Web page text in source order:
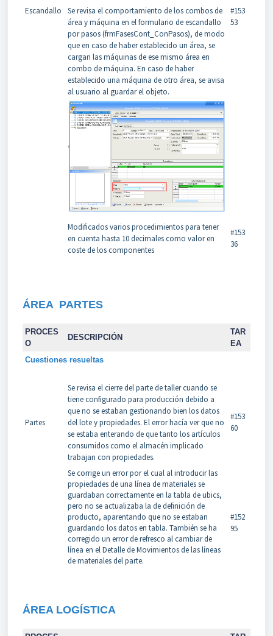
Escandallo
Se revisa el comportamiento de los combos de
área y máquina en el formulario de escandallo
por pasos (frmFasesCont_ConPasos), de modo
que en caso de haber establecido un área, se
cargan las máquinas de ese mismo área en
combo de máquina. En caso de haber
establecido una máquina de otro área, se avisa
al usuario al guardar el objeto.
#153
53
Modificados varios procedimientos para tener
en cuenta hasta 10 decimales como valor en
coste de los componentes
#153
36
ÁREA PARTES
PROCES
O
DESCRIPCIÓN
TAR
EA
Cuestiones resueltas
Partes
Se revisa el cierre del parte de taller cuando se
tiene configurado para producción debido a
que no se estaban gestionando bien los datos
del lote y propiedades. El error hacía ver que no
se estaba enterando de que tanto los artículos
consumidos como el almacén implicado
trabajan con propiedades.
#153
60
Se corrige un error por el cual al introducir las
propiedades de una línea de materiales se
guardaban correctamente en la tabla de ubics,
pero no se actualizaba la de definición de
producto, aparentando que no se estaban
guardando los datos en tabla. También se ha
corregido un error de refresco al cambiar de
línea en el Detalle de Movimientos de las líneas
de materiales del parte.
#152
95
ÁREA LOGÍSTICA